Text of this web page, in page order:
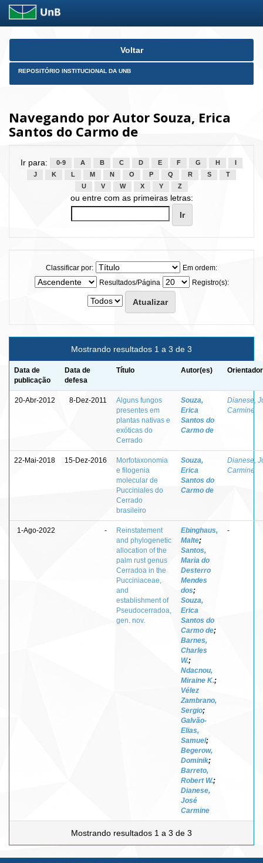
Skip
Voltar
REPOSITÓRIO INSTITUCIONAL DA UNB
Navegando por Autor Souza, Erica
Santos do Carmo de
Ir para: 0-9 A B C D E F G H
J
K L M N O P Q R S
T
U
V W X Y Z
ou entre com as primeiras letras:
Classificar por:
Em ordem:
Resultados/Página
Registro(s):
Mostrando resultados 1 a 3 de 3
Data de
publicação
Data de
defesa
Título Autor(es)
20-Abr-2012 8-Dez-2011
Alguns fungos
presentes em
plantas nativas e
exóticas do
Cerrado
Souza,
Erica
Santos do
Carmo de
Dianese,
Carmine
22-Mai-2018 15-Dez-2016
Morfotaxonomia
e filogenia
molecular de
Pucciniales do
Cerrado
brasileiro
Souza,
Erica
Santos do
Carmo de
Dianese,
Carmine
1-Ago-2022 -
Reinstatement
and phylogenetic
allocation of the
palm rust genus
Cerradoa in the
Pucciniaceae,
and
establishment of
Pseudocerradoa,
gen. nov.
Ebinghaus,
Malte;
Santos,
Maria do
Desterro
Mendes
dos;
Souza,
Erica
Santos do
Carmo de;
Barnes,
Charles
W.;
Ndacnou,
Miraine K.;
Vélez
Zambrano,
Sergio;
Galvão-
Elias,
Samuel;
Begerow,
Dominik;
Barreto,
Robert W.;
Dianese,
José
Carmine
-
Mostrando resultados 1 a 3 de 3